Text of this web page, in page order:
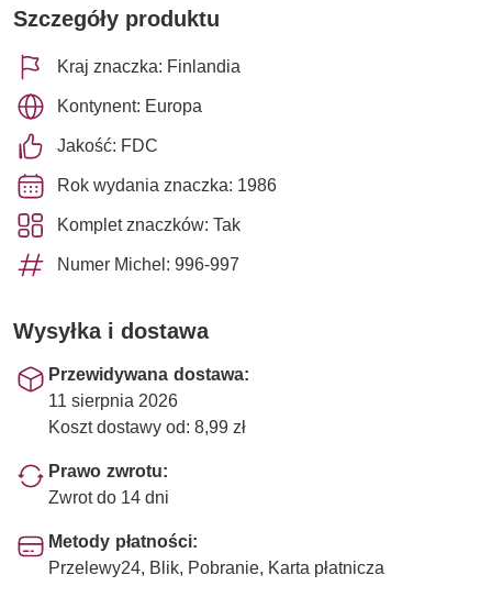
Szczegóły produktu
Kraj znaczka: Finlandia
Kontynent: Europa
Jakość: FDC
Rok wydania znaczka: 1986
Komplet znaczków: Tak
Numer Michel: 996-997
Wysyłka i dostawa
Przewidywana dostawa:
11 sierpnia 2026
Koszt dostawy od: 8,99 zł
Prawo zwrotu:
Zwrot do 14 dni
Metody płatności:
Przelewy24, Blik, Pobranie, Karta płatnicza